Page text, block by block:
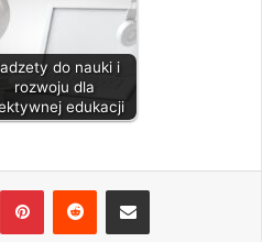
do nauki i
rozwoju dla
edukacji
PinterestReddit Share via Email